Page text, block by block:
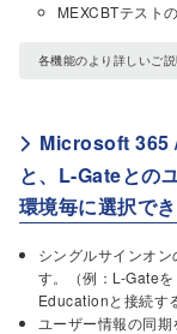
MEXCBTテスト
各機能のより詳しいご
Microsoft
と、L-Gateとの
環境毎に選択で
シングルサインオ
す。（例：L-Gate
Educationと接続す
ユーザー情報の同